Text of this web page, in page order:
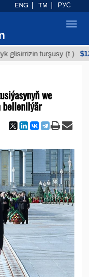
turşusy (t.) $12935,18
we
bellenilýär
ENG TM РУС